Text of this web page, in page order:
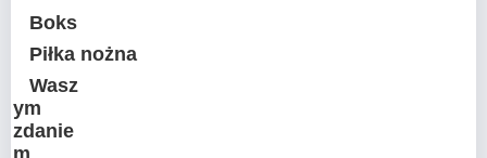
Boks
Piłka nożna
Wasz
ym
zdanie